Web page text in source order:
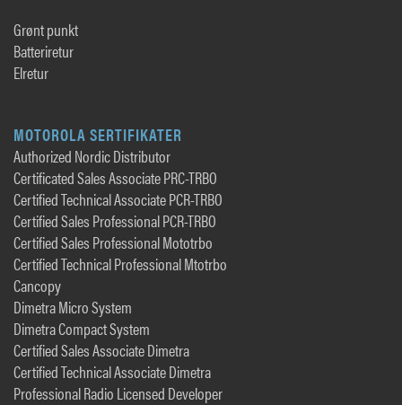
Grønt punkt
Batteriretur
Elretur
MOTOROLA SERTIFIKATER
Authorized Nordic Distributor
Certificated Sales Associate PRC-TRBO
Certified Technical Associate PCR-TRBO
Certified Sales Professional PCR-TRBO
Certified Sales Professional Mototrbo
Certified Technical Professional Mtotrbo
Cancopy
Dimetra Micro System
Dimetra Compact System
Certified Sales Associate Dimetra
Certified Technical Associate Dimetra
Professional Radio Licensed Developer